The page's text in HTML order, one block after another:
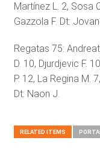
Martínez L. 2, Sosa
Gazzola F. Dt:
Regatas 75:
D. 10, Djurdjevic F.
P. 12, La Regina M.
Dt: Naon J.
RELATED ITEMS